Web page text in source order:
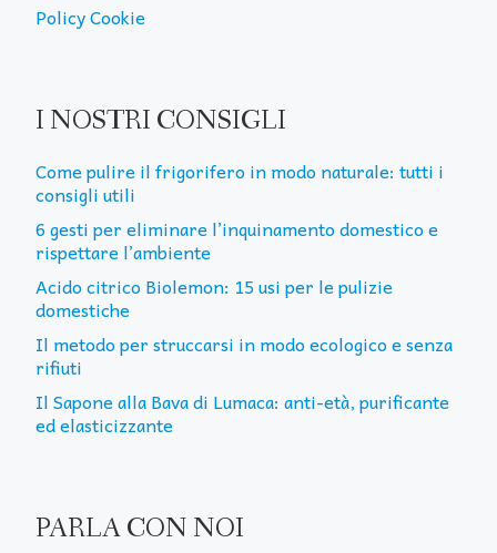
Policy Cookie
I NOSTRI CONSIGLI
Come pulire il frigorifero in modo naturale: tutti i
consigli utili
6 gesti per eliminare l’inquinamento domestico e
rispettare l’ambiente
Acido citrico Biolemon: 15 usi per le pulizie
domestiche
Il metodo per struccarsi in modo ecologico e senza
rifiuti
Il Sapone alla Bava di Lumaca: anti-età, purificante
ed elasticizzante
PARLA CON NOI